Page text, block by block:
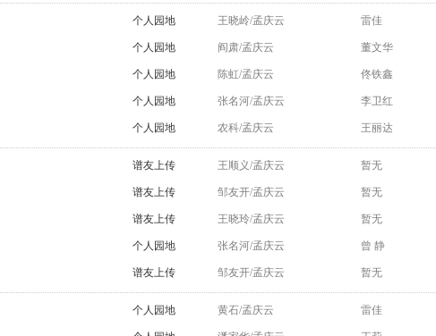
个人园地 王晓岭/孟庆云 雷佳
个人园地 阎肃/孟庆云 董文华
个人园地 陈虹/孟庆云 佟铁鑫
个人园地 张名河/孟庆云 李卫红
个人园地 农科/孟庆云 王丽达
谱友上传 王顺义/孟庆云 暂无
谱友上传 邹友开/孟庆云 暂无
谱友上传 王晓玲/孟庆云 暂无
个人园地 张名河/孟庆云 曾 静
谱友上传 邹友开/孟庆云 暂无
个人园地 黄石/孟庆云 雷佳